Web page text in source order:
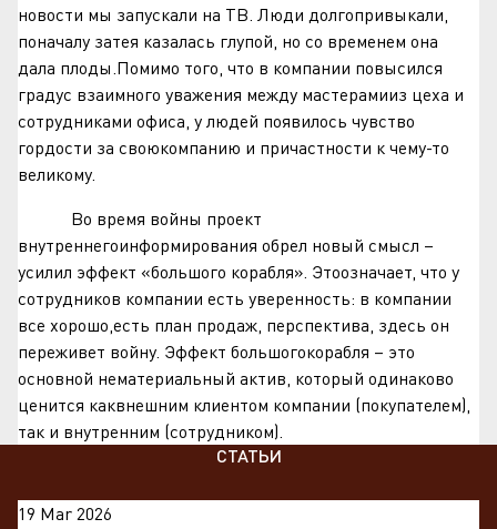
новости мы запускали на ТВ. Люди долгопривыкали,
поначалу затея казалась глупой, но со временем она
дала плоды.Помимо того, что в компании повысился
градус взаимного уважения между мастерамииз цеха и
сотрудниками офиса, у людей появилось чувство
гордости за своюкомпанию и причастности к чему-то
великому.
Во время войны проект
внутреннегоинформирования обрел новый смысл –
усилил эффект «большого корабля». Этоозначает, что у
сотрудников компании есть уверенность: в компании
все хорошо,есть план продаж, перспектива, здесь он
переживет войну. Эффект большогокорабля – это
основной нематериальный актив, который одинаково
ценится каквнешним клиентом компании (покупателем),
так и внутренним (сотрудником).
СТАТЬИ
19 Mar 2026